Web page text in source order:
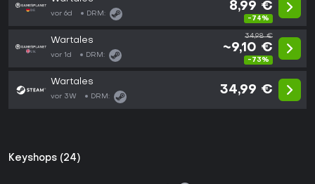
vor 6d DRM:
8,99 €
-74%
Wartales
vor 1d DRM:
34,98 €
~9,10 €
-73%
Wartales
vor 3W DRM:
34,99 €
Keyshops (24)